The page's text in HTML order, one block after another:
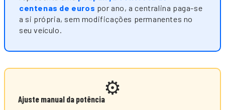
centenas de euros por ano, a centralina paga-se
a si própria, sem modificações permanentes no
seu veículo.
⚙️
Ajuste manual da potência